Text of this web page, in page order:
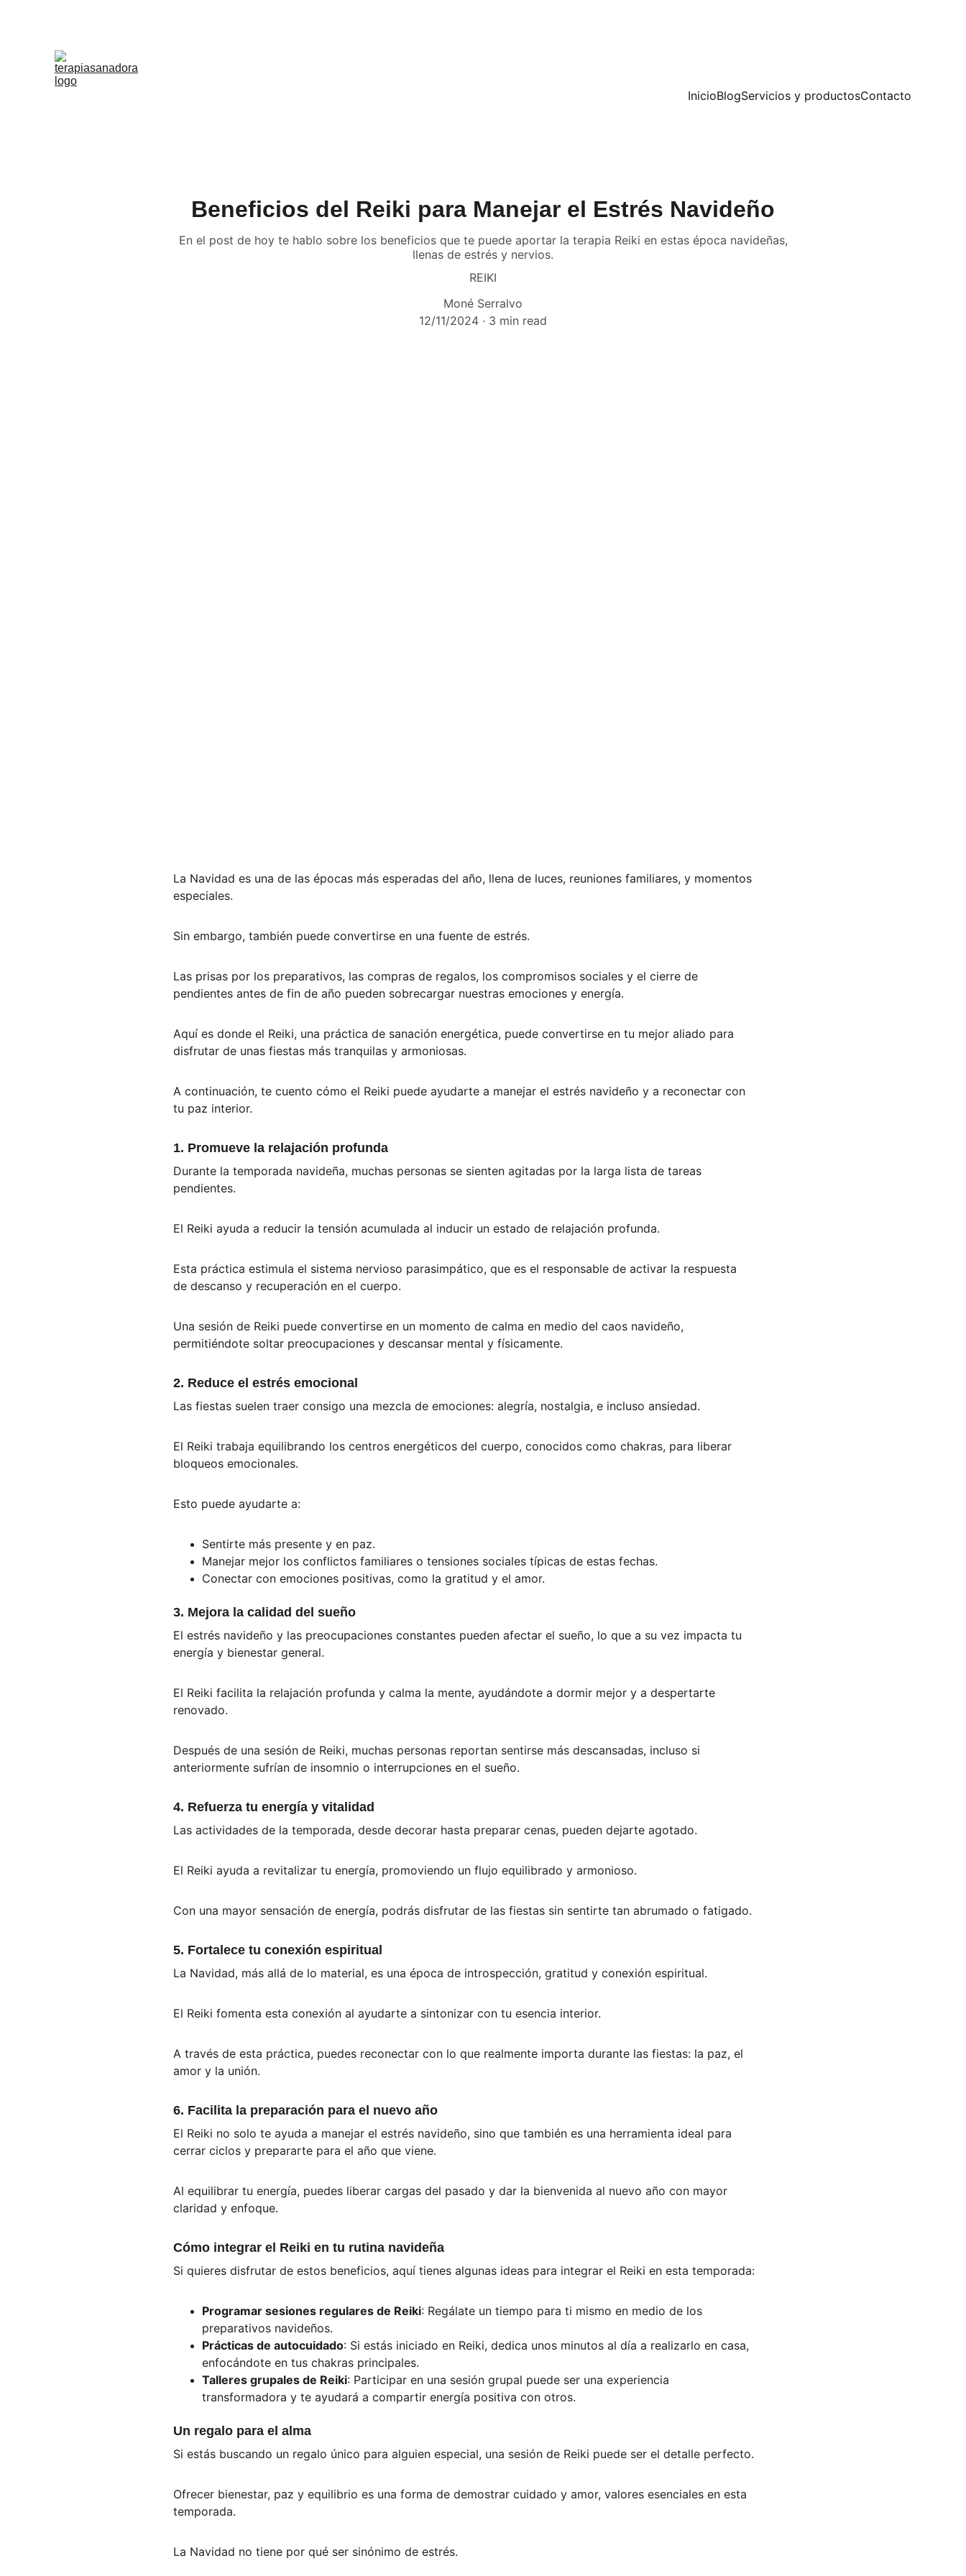
InicioBlogServicios y productosContacto
Beneficios del Reiki para Manejar el Estrés Navideño
En el post de hoy te hablo sobre los beneficios que te puede aportar la terapia Reiki en estas época navideñas,
llenas de estrés y nervios.
REIKI
Moné Serralvo
12/11/2024
3 min read
La Navidad es una de las épocas más esperadas del año, llena de luces, reuniones familiares, y momentos
especiales.
Sin embargo, también puede convertirse en una fuente de estrés.
Las prisas por los preparativos, las compras de regalos, los compromisos sociales y el cierre de
pendientes antes de fin de año pueden sobrecargar nuestras emociones y energía.
Aquí es donde el Reiki, una práctica de sanación energética, puede convertirse en tu mejor aliado para
disfrutar de unas fiestas más tranquilas y armoniosas.
A continuación, te cuento cómo el Reiki puede ayudarte a manejar el estrés navideño y a reconectar con
tu paz interior.
1. Promueve la relajación profunda
Durante la temporada navideña, muchas personas se sienten agitadas por la larga lista de tareas
pendientes.
El Reiki ayuda a reducir la tensión acumulada al inducir un estado de relajación profunda.
Esta práctica estimula el sistema nervioso parasimpático, que es el responsable de activar la respuesta
de descanso y recuperación en el cuerpo.
Una sesión de Reiki puede convertirse en un momento de calma en medio del caos navideño,
permitiéndote soltar preocupaciones y descansar mental y físicamente.
2. Reduce el estrés emocional
Las fiestas suelen traer consigo una mezcla de emociones: alegría, nostalgia, e incluso ansiedad.
El Reiki trabaja equilibrando los centros energéticos del cuerpo, conocidos como chakras, para liberar
bloqueos emocionales.
Esto puede ayudarte a:
Sentirte más presente y en paz.
Manejar mejor los conflictos familiares o tensiones sociales típicas de estas fechas.
Conectar con emociones positivas, como la gratitud y el amor.
3. Mejora la calidad del sueño
El estrés navideño y las preocupaciones constantes pueden afectar el sueño, lo que a su vez impacta tu
energía y bienestar general.
El Reiki facilita la relajación profunda y calma la mente, ayudándote a dormir mejor y a despertarte
renovado.
Después de una sesión de Reiki, muchas personas reportan sentirse más descansadas, incluso si
anteriormente sufrían de insomnio o interrupciones en el sueño.
4. Refuerza tu energía y vitalidad
Las actividades de la temporada, desde decorar hasta preparar cenas, pueden dejarte agotado.
El Reiki ayuda a revitalizar tu energía, promoviendo un flujo equilibrado y armonioso.
Con una mayor sensación de energía, podrás disfrutar de las fiestas sin sentirte tan abrumado o fatigado.
5. Fortalece tu conexión espiritual
La Navidad, más allá de lo material, es una época de introspección, gratitud y conexión espiritual.
El Reiki fomenta esta conexión al ayudarte a sintonizar con tu esencia interior.
A través de esta práctica, puedes reconectar con lo que realmente importa durante las fiestas: la paz, el
amor y la unión.
6. Facilita la preparación para el nuevo año
El Reiki no solo te ayuda a manejar el estrés navideño, sino que también es una herramienta ideal para
cerrar ciclos y prepararte para el año que viene.
Al equilibrar tu energía, puedes liberar cargas del pasado y dar la bienvenida al nuevo año con mayor
claridad y enfoque.
Cómo integrar el Reiki en tu rutina navideña
Si quieres disfrutar de estos beneficios, aquí tienes algunas ideas para integrar el Reiki en esta temporada:
Programar sesiones regulares de Reiki: Regálate un tiempo para ti mismo en medio de los
preparativos navideños.
Prácticas de autocuidado: Si estás iniciado en Reiki, dedica unos minutos al día a realizarlo en casa,
enfocándote en tus chakras principales.
Talleres grupales de Reiki: Participar en una sesión grupal puede ser una experiencia
transformadora y te ayudará a compartir energía positiva con otros.
Un regalo para el alma
Si estás buscando un regalo único para alguien especial, una sesión de Reiki puede ser el detalle perfecto.
Ofrecer bienestar, paz y equilibrio es una forma de demostrar cuidado y amor, valores esenciales en esta
temporada.
La Navidad no tiene por qué ser sinónimo de estrés.